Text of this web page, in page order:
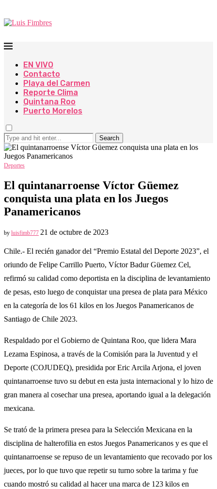
EN VIVO
Contacto
Playa del Carmen
Reporte Clima
Quintana Roo
Puerto Morelos
Search
Deportes
El quintanarroense Víctor Güemez
conquista una plata en los Juegos
Panamericanos
by luisfimb777 21 de octubre de 2023
Chile.- El recién ganador del “Premio Estatal del Deporte 2023”, el
oriundo de Felipe Carrillo Puerto, Víctor Badur Güemez Cel,
refirmó su calidad como deportista en la disciplina de levantamiento
de pesas, esto luego de conquistar una presea de plata para México
en la categoría de los 61 kilos en los Juegos Panamericanos de
Santiago de Chile 2023.
Respaldado por el Gobierno de Quintana Roo, que lidera Mara
Lezama Espinosa, a través de la Comisión para la Juventud y el
Deporte (COJUDEQ), presidida por Eric Arcila Arjona, el joven
quintanarroense tuvo su debut en esta justa internacional y lo hizo de
gran manera al cosechar una presea, aportando igual a la delegación
mexicana.
Se trató de la primera presea para la Selección Mexicana en la
disciplina de halterofilia en estos Juegos Panamericanos y es que el
quintanarroense se repuso de un levantamiento que recovado por los
jueces, por lo que tuvo que repetir su turno sobre la tarima y fue
cuando mostró su calidad al hacer una marca de 123 kilos en